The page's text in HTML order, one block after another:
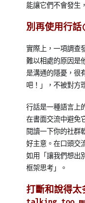
能讓它們不會發生
別再使用行
實際上，一項調查
難以相處的原因是
是溝通的隱憂，很
吧！」，不被對方
行話是一種語言上
在書面交流中避免
閱讀一下你的社群
好主意。在口頭交
如用「讓我們想出
框架思考」。
打斷和說得